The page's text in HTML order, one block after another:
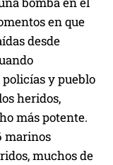
en que
desde
y pueblo
heridos,
más potente.
marinos
muchos de